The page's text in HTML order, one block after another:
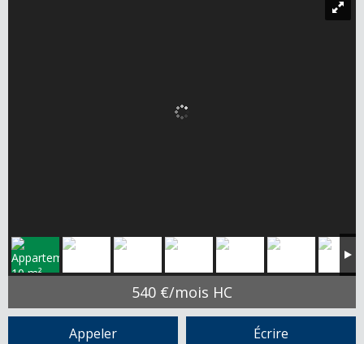
540 €/mois HC
Appeler Écrire